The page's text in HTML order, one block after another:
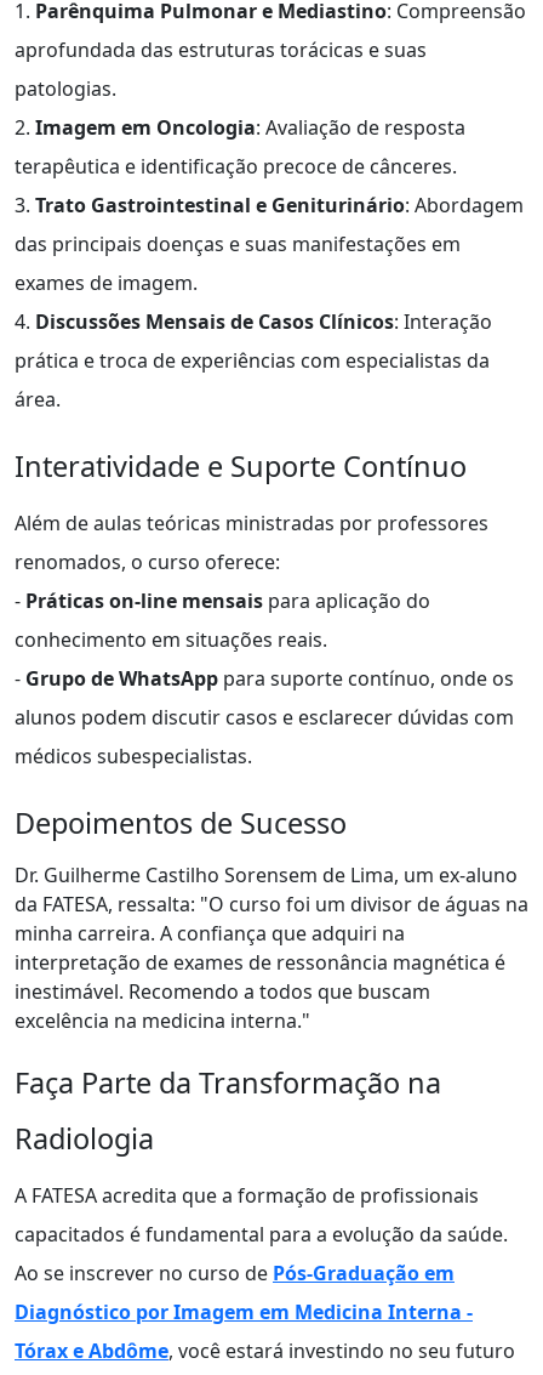
1. Parênquima Pulmonar e Mediastino: Compreensão
aprofundada das estruturas torácicas e suas
patologias.
2. Imagem em Oncologia: Avaliação de resposta
terapêutica e identificação precoce de cânceres.
3. Trato Gastrointestinal e Geniturinário: Abordagem
das principais doenças e suas manifestações em
exames de imagem.
4. Discussões Mensais de Casos Clínicos: Interação
prática e troca de experiências com especialistas da
área.
Interatividade e Suporte Contínuo
Além de aulas teóricas ministradas por professores
renomados, o curso oferece:
- Práticas on-line mensais para aplicação do
conhecimento em situações reais.
- Grupo de WhatsApp para suporte contínuo, onde os
alunos podem discutir casos e esclarecer dúvidas com
médicos subespecialistas.
Depoimentos de Sucesso
Dr. Guilherme Castilho Sorensem de Lima, um ex-aluno
da FATESA, ressalta: "O curso foi um divisor de águas na
minha carreira. A confiança que adquiri na
interpretação de exames de ressonância magnética é
inestimável. Recomendo a todos que buscam
excelência na medicina interna."
Faça Parte da Transformação na
Radiologia
A FATESA acredita que a formação de profissionais
capacitados é fundamental para a evolução da saúde.
Ao se inscrever no curso de Pós-Graduação em
Diagnóstico por Imagem em Medicina Interna -
Tórax e Abdôme, você estará investindo no seu futuro